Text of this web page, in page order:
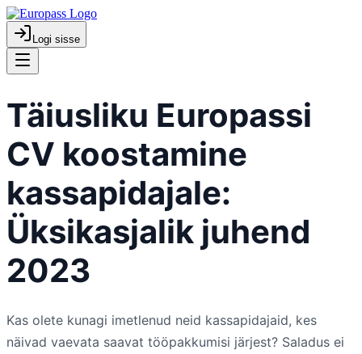
Logi sisse
Täiusliku Europassi
CV koostamine
kassapidajale:
Üksikasjalik juhend
2023
Kas olete kunagi imetlenud neid kassapidajaid, kes
näivad vaevata saavat tööpakkumisi järjest? Saladus ei